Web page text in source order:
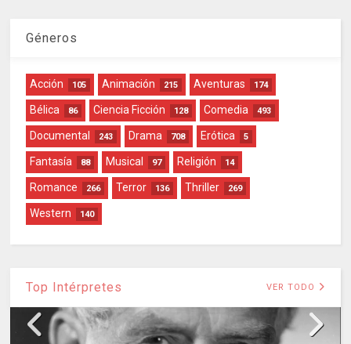
Géneros
Acción 105 Animación 215 Aventuras 174
Bélica 86 Ciencia Ficción 128 Comedia 493
Documental 243 Drama 708 Erótica 5
Fantasía 88 Musical 97 Religión 14
Romance 266 Terror 136 Thriller 269
Western 140
Top Intérpretes VER TODO